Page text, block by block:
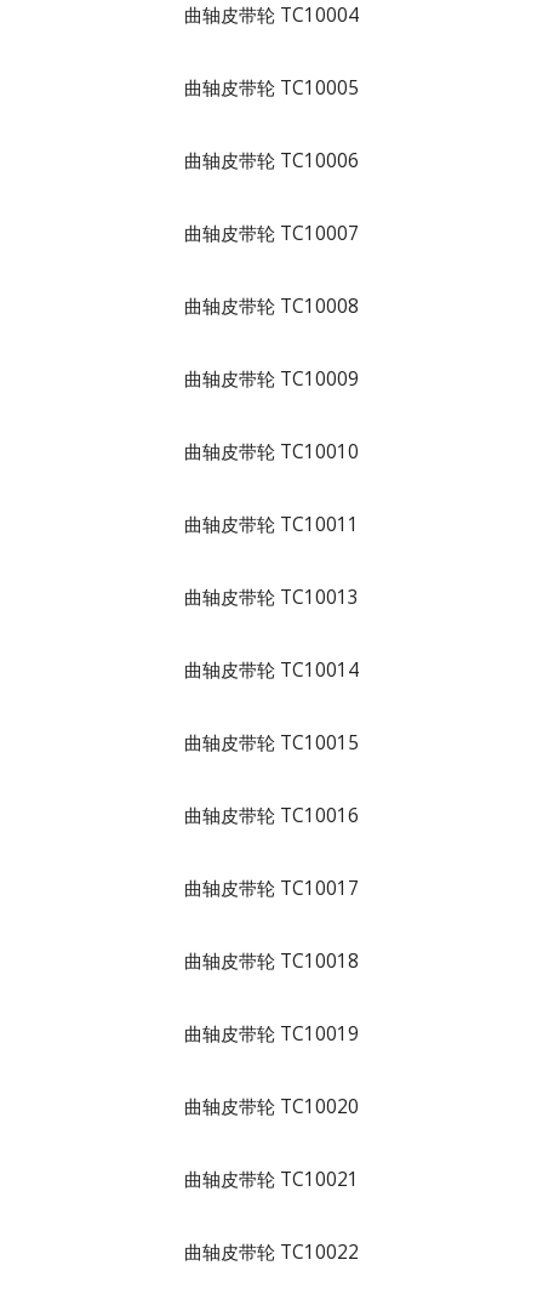
曲轴皮带轮 TC10004
曲轴皮带轮 TC10005
曲轴皮带轮 TC10006
曲轴皮带轮 TC10007
曲轴皮带轮 TC10008
曲轴皮带轮 TC10009
曲轴皮带轮 TC10010
曲轴皮带轮 TC10011
曲轴皮带轮 TC10013
曲轴皮带轮 TC10014
曲轴皮带轮 TC10015
曲轴皮带轮 TC10016
曲轴皮带轮 TC10017
曲轴皮带轮 TC10018
曲轴皮带轮 TC10019
曲轴皮带轮 TC10020
曲轴皮带轮 TC10021
曲轴皮带轮 TC10022